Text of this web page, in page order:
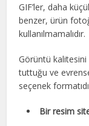
GIF’ler, daha
benzer, ürün
kullanılmamalıdır.
Görüntü kalitesini
tuttuğu ve
seçenek
Bir resim